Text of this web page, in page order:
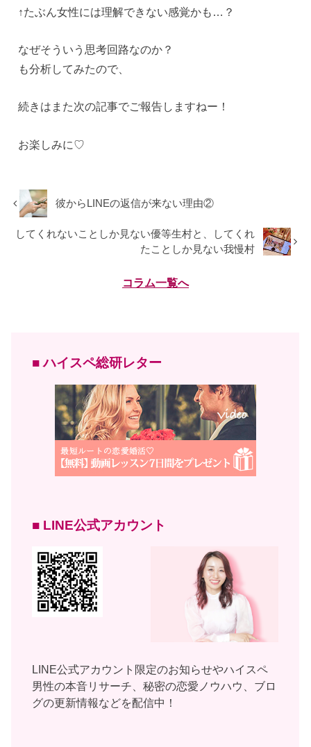
↑たぶん女性には理解できない感覚かも…？
なぜそういう思考回路なのか？
も分析してみたので、
続きはまた次の記事でご報告しますねー！
お楽しみに♡
彼からLINEの返信が来ない理由②
してくれないことしか見ない優等生村と、してくれ
たことしか見ない我慢村
コラム一覧へ
■ ハイスペ総研レター
■ LINE公式アカウント
LINE公式アカウント限定のお知らせやハイスペ
男性の本音リサーチ、秘密の恋愛ノウハウ、ブロ
グの更新情報などを配信中！